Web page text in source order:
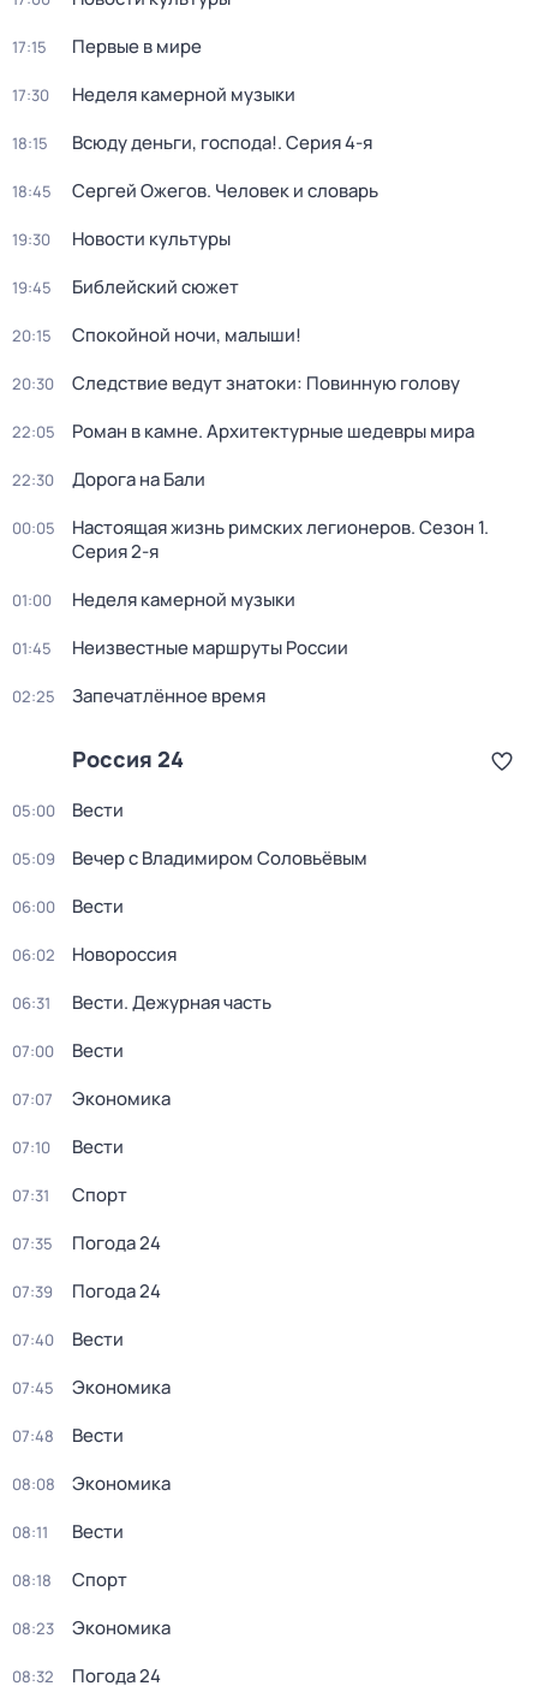
17:15 Первые в мире
17:30 Неделя камерной музыки
18:15 Всюду деньги, господа!. Серия 4-я
18:45 Сергей Ожегов. Человек и словарь
19:30 Новости культуры
19:45 Библейский сюжет
20:15 Спокойной ночи, малыши!
20:30 Следствие ведут знатоки: Повинную голову
22:05 Роман в камне. Архитектурные шедевры мира
22:30 Дорога на Бали
00:05 Настоящая жизнь римских легионеров. Сезон 1.
Серия 2-я
01:00 Неделя камерной музыки
01:45 Неизвестные маршруты России
02:25 Запечатлённое время
Россия 24
05:00 Вести
05:09 Вечер с Владимиром Соловьёвым
06:00 Вести
06:02 Новороссия
06:31 Вести. Дежурная часть
07:00 Вести
07:07 Экономика
07:10 Вести
07:31 Спорт
07:35 Погода 24
07:39 Погода 24
07:40 Вести
07:45 Экономика
07:48 Вести
08:08 Экономика
08:11 Вести
08:18 Спорт
08:23 Экономика
08:32 Погода 24